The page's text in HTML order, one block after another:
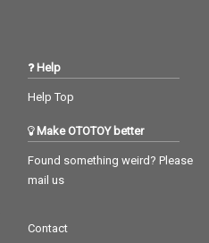
Help
Help Top
Make OTOTOY better
Found something weird? Please
mail us
Contact